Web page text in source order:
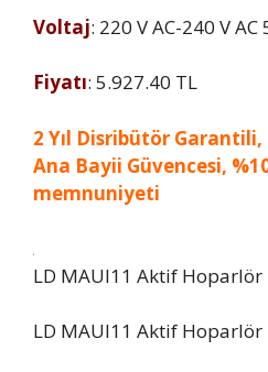
Voltaj: 220 V AC-240 V AC
Fiyatı: 5.927.40 TL
2 Yıl Disribütör Garantili,
Ana Bayii Güvencesi,
memnuniyeti
LD MAUI11 Aktif Hoparlör
LD MAUI11 Aktif Hoparlör